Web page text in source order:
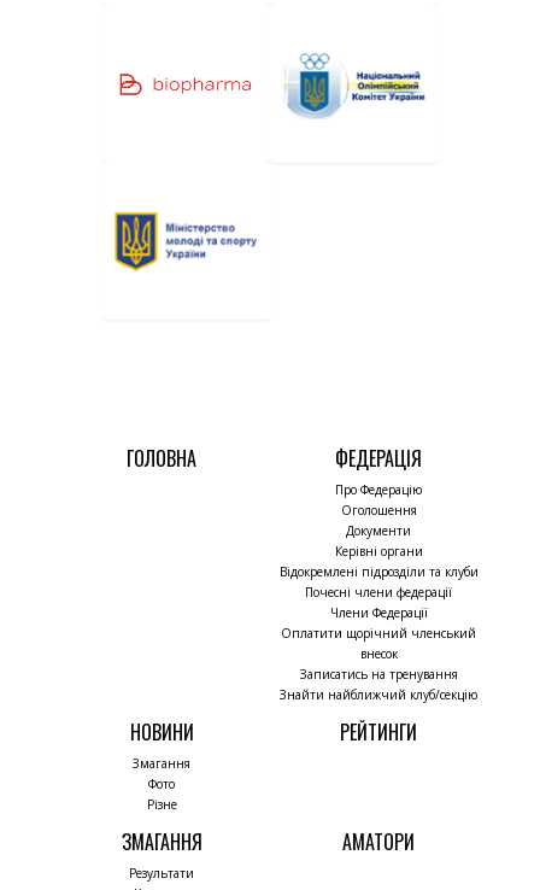
ГОЛОВНА ФЕДЕРАЦІЯ
Про Федерацію
Оголошення
Документи
Керівні органи
Відокремлені підрозділи та клуби
Почесні члени федерації
Члени Федерації
Оплатити щорічний членський
внесок
Записатись на тренування
Знайти найближчий клуб/секцію
НОВИНИ
Змагання
Фото
Різне
РЕЙТИНГИ
ЗМАГАННЯ
Результати
АМАТОРИ